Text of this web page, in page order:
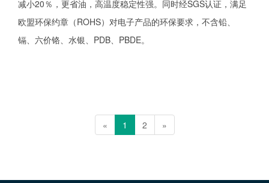
减小20％，更省油，高温度稳定性强。同时经SGS认证，满足
欧盟环保约章（ROHS）对电子产品的环保要求，不含铅、
镉、六价铬、水银、PDB、PBDE。
« 1 2 »